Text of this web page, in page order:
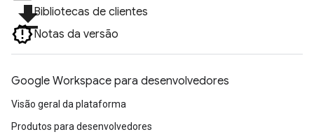
file_downloadBibliotecas de clientes
Notas da versão
Google Workspace para desenvolvedores
Visão geral da plataforma
Produtos para desenvolvedores